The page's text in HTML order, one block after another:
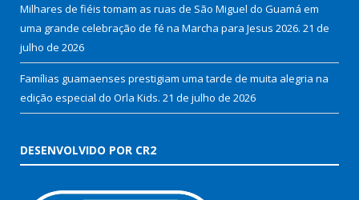
Milhares de fiéis tomam as ruas de São Miguel do Guamá em
uma grande celebração de fé na Marcha para Jesus 2026. 21 de
julho de 2026
Famílias guamaenses prestigiam uma tarde de muita alegria na
edição especial do Orla Kids. 21 de julho de 2026
DESENVOLVIDO POR CR2